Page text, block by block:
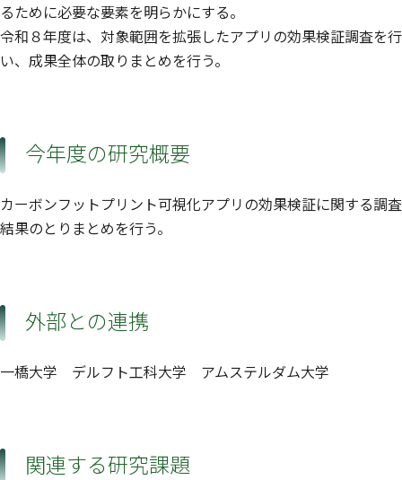
るために必要な要素を明らかにする。
令和８年度は、対象範囲を拡張したアプリの効果検証調査を行
い、成果全体の取りまとめを行う。
今年度の研究概要
カーボンフットプリント可視化アプリの効果検証に関する調査
結果のとりまとめを行う。
外部との連携
一橋大学 デルフト工科大学 アムステルダム大学
関連する研究課題